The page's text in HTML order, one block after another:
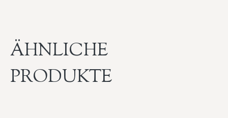
ÄHNLICHE
PRODUKTE